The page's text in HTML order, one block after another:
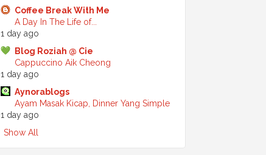
► 2024
(68)
►
November 2024
(7)
►
October 2024
September 2024
► August 2024 (6)
July 2024(6)
►June 2024
►
May 2024
►
April 2024
(11)
►
March 2024
February 2024
►January 2024
Coffee Break With Me
A Day In The Life of...
1 day ago
Blog Roziah @ Cie
Cappuccino Aik Cheong
1 day ago
Aynorablogs
Ayam Masak Kicap, Dinner Yang Simple
1 day ago
Show All